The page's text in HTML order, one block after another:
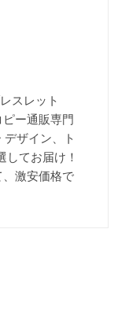
スレット
ー通販専門
ザイン、ト
てお届け！
激安価格で